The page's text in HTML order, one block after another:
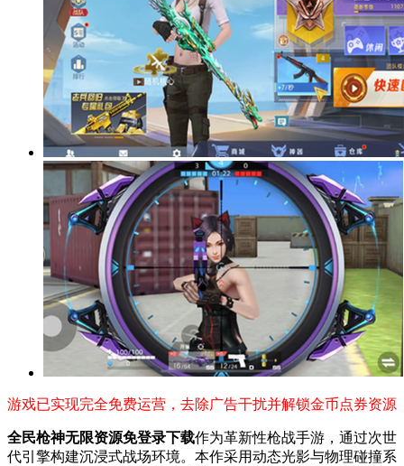
游戏已实现完全免费运营，去除广告干扰并解锁金币点券资源
全民枪神无限资源免登录下载作为革新性枪战手游，通过次世
代引擎构建沉浸式战场环境。本作采用动态光影与物理碰撞系